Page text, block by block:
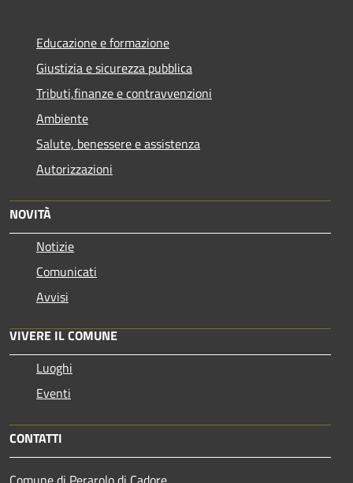
Educazione e formazione
Giustizia e sicurezza pubblica
Tributi,finanze e contravvenzioni
Ambiente
Salute, benessere e assistenza
Autorizzazioni
NOVITÀ
Notizie
Comunicati
Avvisi
VIVERE IL COMUNE
Luoghi
Eventi
CONTATTI